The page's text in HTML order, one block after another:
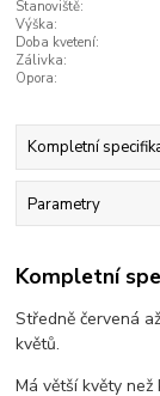
Stanoviště:
Výška:
Doba kvetení:
Zálivka:
Opora:
Kompletní
Parametry
Kompletní
Středně červená
květů.
Má větší květy než